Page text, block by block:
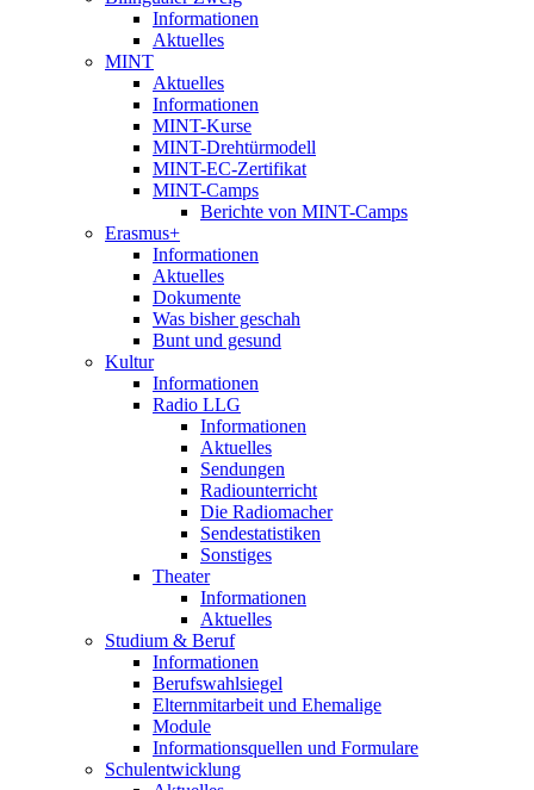
Informationen
Aktuelles
MINT
Aktuelles
Informationen
MINT-Kurse
MINT-Drehtürmodell
MINT-EC-Zertifikat
MINT-Camps
Berichte von MINT-Camps
Erasmus+
Informationen
Aktuelles
Dokumente
Was bisher geschah
Bunt und gesund
Kultur
Informationen
Radio LLG
Informationen
Aktuelles
Sendungen
Radiounterricht
Die Radiomacher
Sendestatistiken
Sonstiges
Theater
Informationen
Aktuelles
Studium & Beruf
Informationen
Berufswahlsiegel
Elternmitarbeit und Ehemalige
Module
Informationsquellen und Formulare
Schulentwicklung